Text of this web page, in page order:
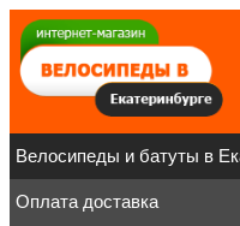
Велосипеды и батуты в
Оплата доставка